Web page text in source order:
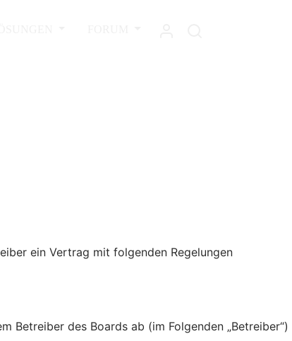
ein Vertrag mit folgenden Regelungen
Betreiber des Boards ab (im Folgenden „Betreiber“)